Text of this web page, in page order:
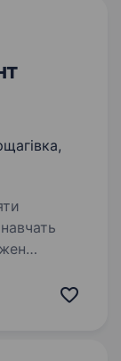
Наша